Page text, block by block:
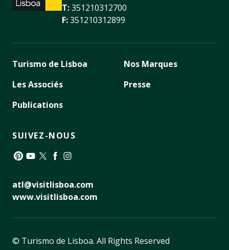
T:351210312700
F:351210312899
Turismo de Lisboa
Les Associés
Publications
Nos Marques
Presse
SUIVEZ-NOUS
atl@visitlisboa.com
www.visitlisboa.com
© Turismo de Lisboa. All Rights Reserved